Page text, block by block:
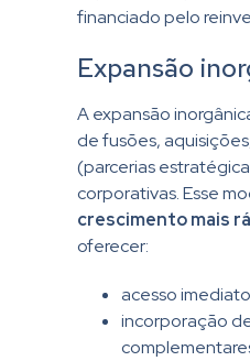
financiado pelo
Expansão
A expansão
de fusões,
(parcerias
corporativas. Esse
crescimento mais
oferecer:
acesso
incorporação